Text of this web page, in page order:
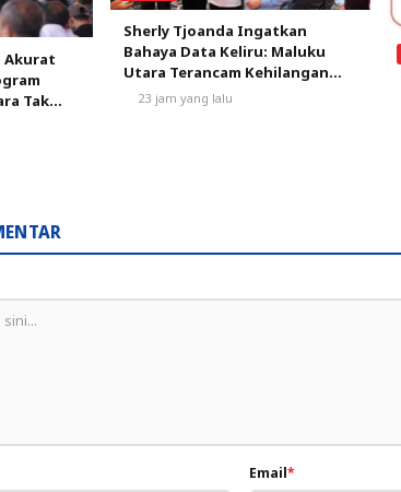
Akurat
Tak
Sherly Tjoanda Ingatkan
Bahaya Data Keliru: Maluku
Utara Terancam Kehilangan
7.500 Hektare Sawah dan
23 jam yang lalu
Email*